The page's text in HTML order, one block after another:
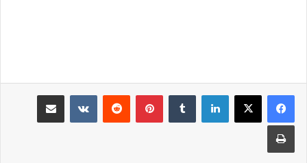
لينكدإن بينتيريست